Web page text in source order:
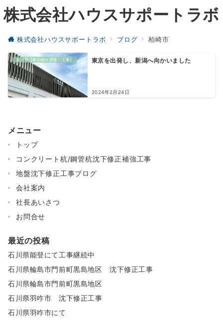
株式会社ハウスサポートラボ
株式会社ハウスサポートラボ ブログ 柏崎市
新潟県【家の傾き調査・工事】 東京を出発し、新潟へ向かいました
2024年2月24日
メニュー
トップ
コンクリート杭/鋼管杭沈下修正補強工事
地盤沈下修正工事ブログ
会社案内
社長あいさつ
お問合せ
最近の投稿
石川県能登にて工事継続中
石川県輪島市門前町黒島地区 沈下修正工事
石川県輪島市門前町黒島地区
石川県羽咋市 沈下修正工事
石川県羽咋市にて